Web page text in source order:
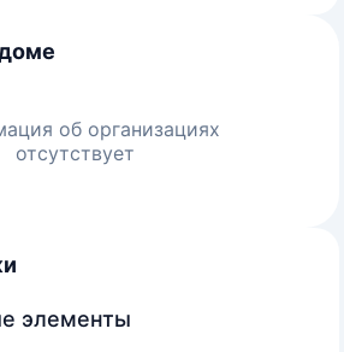
об организациях
отсутствует
элементы